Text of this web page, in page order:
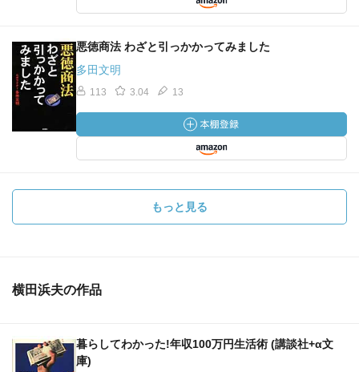
悪徳商法 わざと引っかかってみました
多田文明
113 3.04 13
もっと見る
横田浜夫の作品
暮らしてわかった!年収100万円生活術 (講談社+α文
庫)